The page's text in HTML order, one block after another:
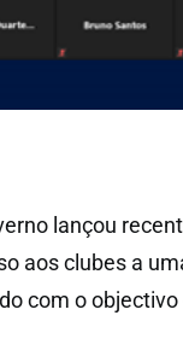
lançou
aos clubes a
com o